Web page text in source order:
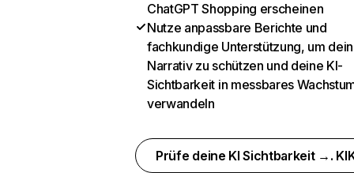
ChatGPT Shopping erscheinen
Nutze anpassbare Berichte und
fachkundige Unterstützung, um dein
Narrativ zu schützen und deine KI-
Sichtbarkeit in messbares
verwandeln
Prüfe deine KI Sichtbarkeit →.